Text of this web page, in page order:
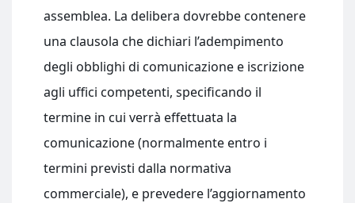
assemblea. La delibera dovrebbe contenere
una clausola che dichiari l’adempimento
degli obblighi di comunicazione e iscrizione
agli uffici competenti, specificando il
termine in cui verrà effettuata la
comunicazione (normalmente entro i
termini previsti dalla normativa
commerciale), e prevedere l’aggiornamento